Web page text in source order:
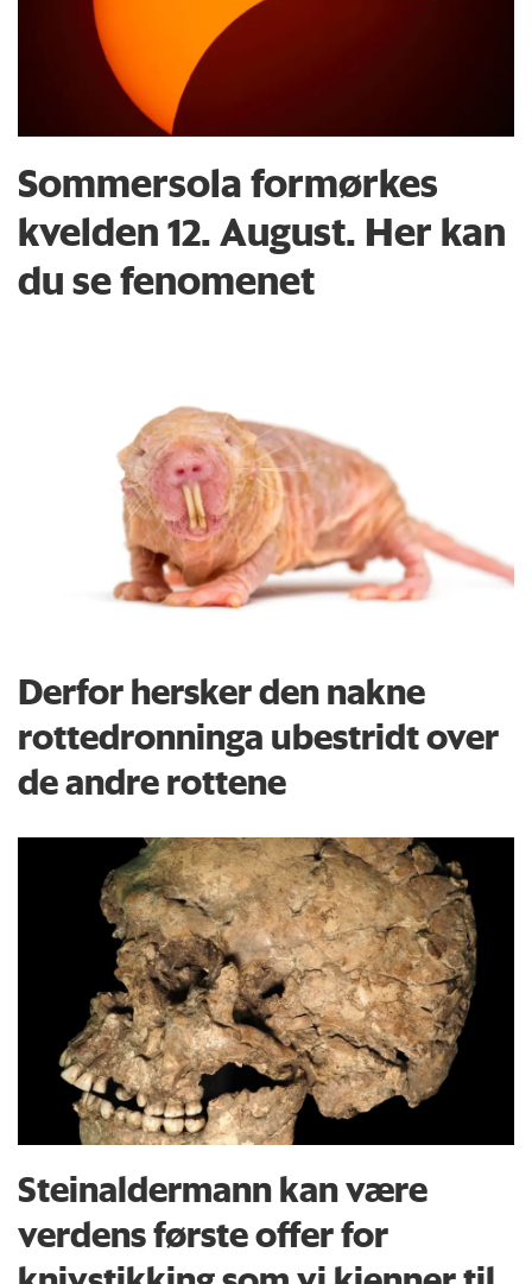
Sommersola formørkes
kvelden 12. August. Her kan
du se fenomenet
Derfor hersker den nakne
rottedronninga ubestridt over
de andre rottene
Steinaldermann kan være
verdens første offer for